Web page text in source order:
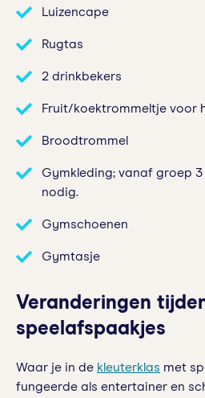
Luizencape
Rugtas
2 drinkbekers
Fruit/koektrommeltje voor
Broodtrommel
Gymkleding; vanaf groep
nodig.
Gymschoenen
Gymtasje
Veranderingen
speelafspaakjes
Waar je in de kleuterklas met
fungeerde als entertainer en